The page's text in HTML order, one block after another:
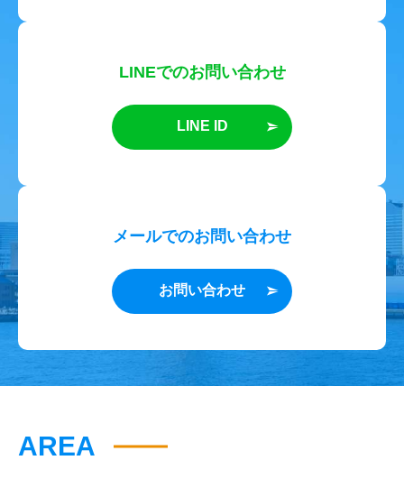
LINEでのお問い合わせ
LINE ID
メールでのお問い合わせ
お問い合わせ
AREA